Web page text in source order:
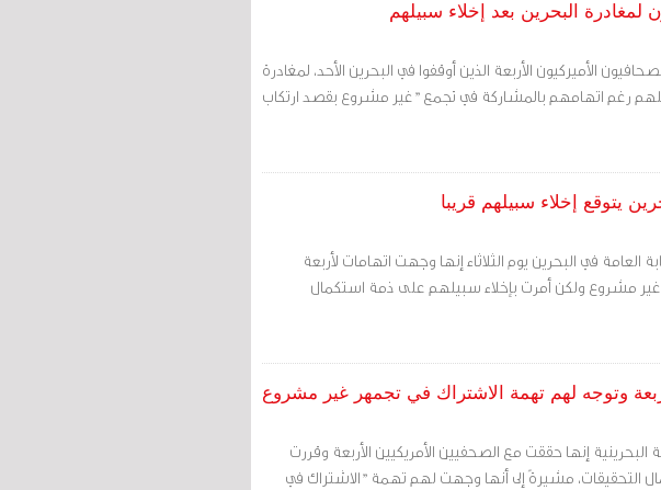
لمغادرة البحرين بعد إخلاء سبيلهم
الأميركيون الأربعة الذين أوقفوا في البحرين الأحد، لمغادرة
رغم اتهامهم بالمشاركة في تجمع "غير مشروع بقصد ارتكاب
يتوقع إخلاء سبيلهم قريبا
العامة في البحرين يوم الثلاثاء إنها وجهت اتهامات لأربعة
غير مشروع ولكن أمرت بإخلاء سبيلهم على ذمة استكمال
وتوجه لهم تهمة الاشتراك في تجمهر غير مشروع
البحرينية إنها حققت مع الصحفيين الأمريكيين الأربعة وقررت
التحقيقات، مشيرةً إلى أنها وجهت لهم تهمة "الاشتراك في